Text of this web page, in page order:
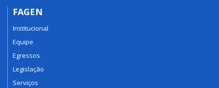
FAGEN
Institucional
Equipe
Egressos
Legislação
Serviços